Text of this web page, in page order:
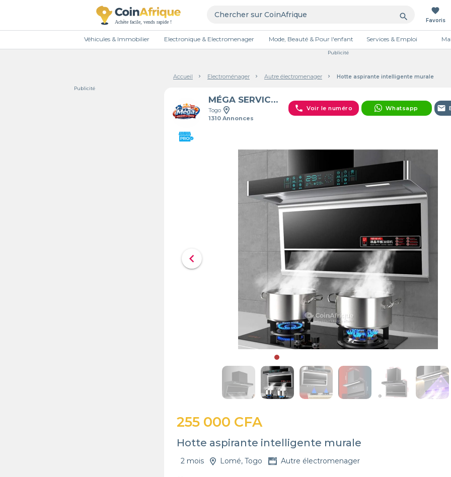
search
favorite
Favoris
Véhicules & Immobilier Electronique & Electromenager Mode, Beauté & Pour l'enfant Services & Emploi
Publicité
Accueil Electroménager Autre électromenager Hotte aspirante intelligente murale
Publicité
MÉGA SERVICES ET VENTE
Togo
1310 Annonces
phone Voir le numéro Whatsapp email
chevron_left
255 000 CFA
Hotte aspirante intelligente murale
2 mois Lomé, Togo Autre électromenager